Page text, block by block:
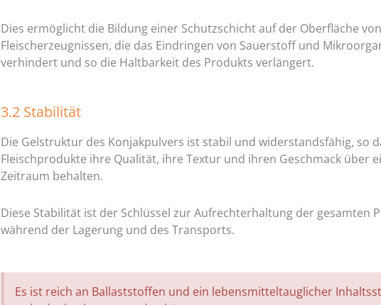
Dies ermöglicht die Bildung einer Schutzschicht auf der Oberfläche von
Fleischerzeugnissen, die das Eindringen von Sauerstoff und
verhindert und so die Haltbarkeit des Produkts verlängert.
3.2 Stabilität
Die Gelstruktur des Konjakpulvers ist stabil und widerstandsfähig, so
Fleischprodukte ihre Qualität, ihre Textur und ihren Geschmack über
Zeitraum behalten.
Diese Stabilität ist der Schlüssel zur Aufrechterhaltung der gesamten
während der Lagerung und des Transports.
Es ist reich an Ballaststoffen und ein lebensmitteltauglicher